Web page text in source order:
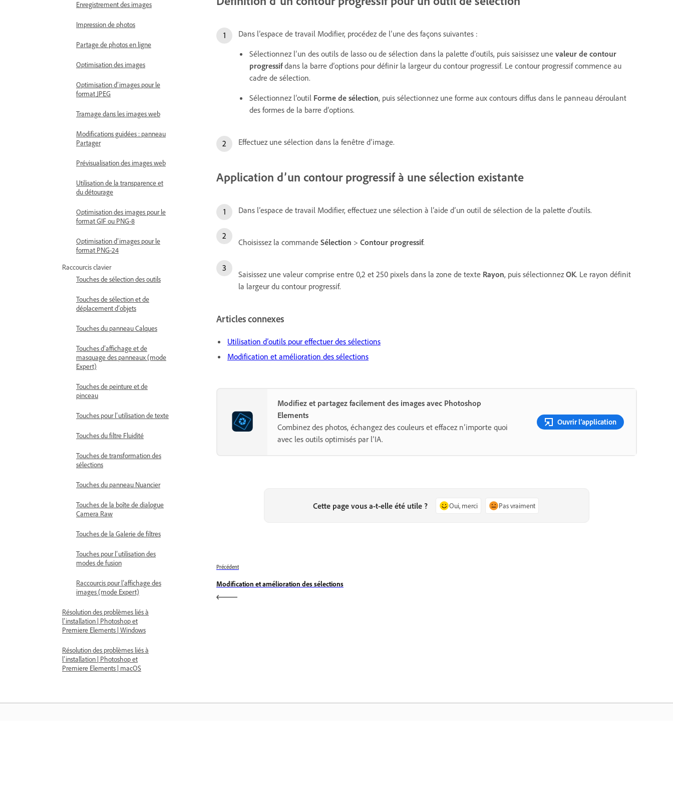
Enregistrement des images
Impression de photos
Partage de photos en ligne
Optimisation des images
Optimisation d’images pour le
format JPEG
Tramage dans les images web
Modifications guidées : panneau
Partager
Prévisualisation des images web
Utilisation de la transparence et
du détourage
Optimisation des images pour le
format GIF ou PNG-8
Optimisation d’images pour le
format PNG-24
Raccourcis clavier
Touches de sélection des outils
Touches de sélection et de
déplacement d’objets
Touches du panneau Calques
Touches d’affichage et de
masquage des panneaux (mode
Expert)
Touches de peinture et de
pinceau
Touches pour l’utilisation de texte
Touches du filtre Fluidité
Touches de transformation des
sélections
Touches du panneau Nuancier
Touches de la boîte de dialogue
Camera Raw
Touches de la Galerie de filtres
Touches pour l’utilisation des
modes de fusion
Raccourcis pour l’affichage des
images (mode Expert)
Résolution des problèmes liés à
l’installation | Photoshop et
Premiere Elements | Windows
Résolution des problèmes liés à
l’installation | Photoshop et
Premiere Elements | macOS
Dans l’espace de travail Modifier, procédez de l’une des façons suivantes :
Sélectionnez l’un des outils de lasso ou de sélection dans la palette d’outils, puis saisissez une valeur de contour
progressifdans la barre d’options pour définir la largeur du contour progressif. Le contour progressif commence au
cadre de sélection.
Sélectionnez l’outil Forme de sélection, puis sélectionnez une forme aux contours diffus dans le panneau déroulant
des formes de la barre d’options.
Effectuez une sélection dans la fenêtre d’image.
Application d’un contour progressif à une sélection existante
Dans l’espace de travail Modifier, effectuez une sélection à l’aide d’un outil de sélection de la palette d’outils.
Choisissez la commande Sélection > Contour progressif.
Saisissez une valeur comprise entre 0,2 et 250 pixels dans la zone de texte Rayon, puis sélectionnez OK. Le rayon définit
la largeur du contour progressif.
Articles connexes
Utilisation d’outils pour effectuer des sélections
Modification et amélioration des sélections
Modifiez et partagez facilement des images avec Photoshop
Elements
Combinez des photos, échangez des couleurs et effacez n’importe quoi
avec les outils optimisés par l’IA.
Ouvrir l’application
Cette page vous a-t-elle été utile ? Oui, merci Pas vraiment
Précédent
Modification et amélioration des sélections